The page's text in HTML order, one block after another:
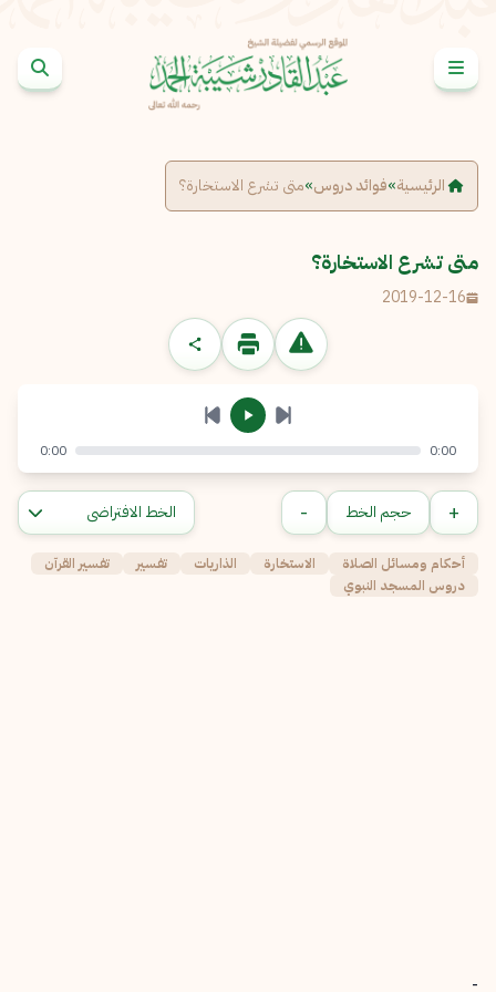
الرئيسية»فوائد دروس»متى تشرع الاستخارة؟
متى تشرع الاستخارة؟
2019-12-16
الإبلاغ عن مشكلة
الرسالة
إرسال إلغاء
0:00
0:00
+ حجم الخط -
أحكام ومسائل الصلاة الاستخارة الذاريات تفسير
تفسير القرآن
دروس المسجد النبوي
-